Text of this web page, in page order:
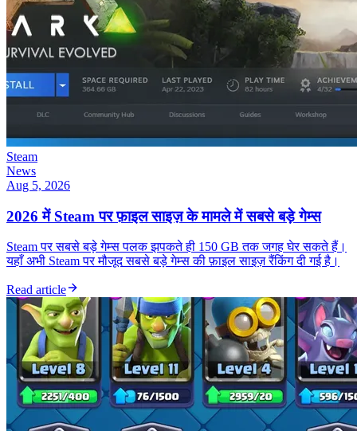
Steam
News
Aug 5, 2026
2026 में Steam पर फ़ाइल साइज़ के मामले में सबसे बड़े गेम्स
Steam पर सबसे बड़े गेम्स पलक झपकते ही 150 GB तक जगह घेर सकते हैं।
यहाँ अभी Steam पर मौजूद सबसे बड़े गेम्स की फ़ाइल साइज़ रैंकिंग दी गई है।
Read article